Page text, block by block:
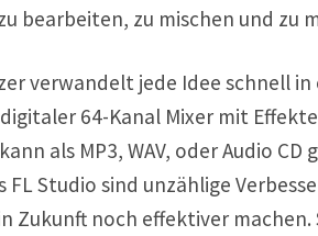
bearbeiten, zu mischen und zu
verwandelt jede Idee schnell
64-Kanal Mixer mit
als MP3, WAV, oder Audio CD
FL Studio sind unzählige
Zukunft noch effektiver